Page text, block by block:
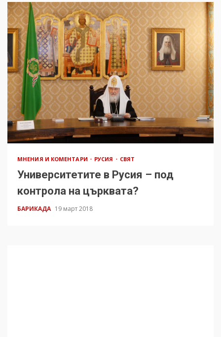
МНЕНИЯ И КОМЕНТАРИ РУСИЯ СВЯТ
Университетите в Русия – под
контрола на църквата?
БАРИКАДА 19 март 2018